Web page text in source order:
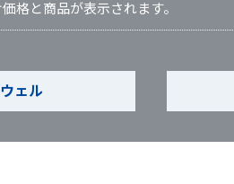
格と商品が表示されます。
ェル